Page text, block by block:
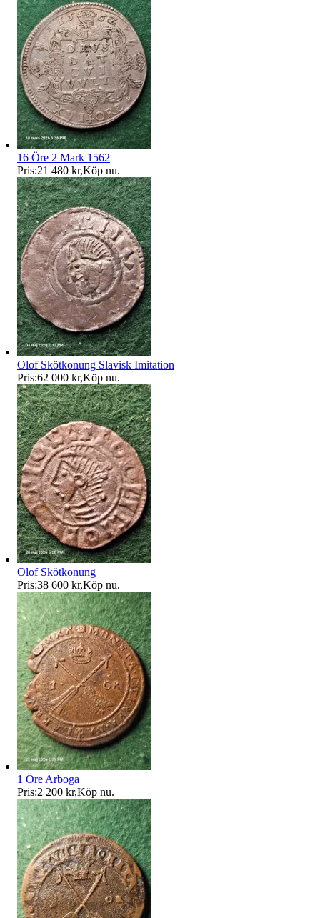
16 Öre 2 Mark 1562
Pris:21 480 kr,Köp nu.
Olof Skötkonung Slavisk Imitation
Pris:62 000 kr,Köp nu.
Olof Skötkonung
Pris:38 600 kr,Köp nu.
1 Öre Arboga
Pris:2 200 kr,Köp nu.